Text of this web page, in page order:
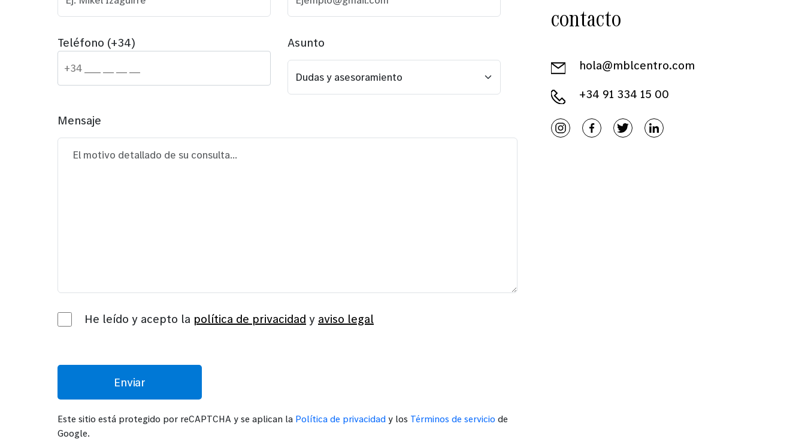
Teléfono (+34) Asunto
Mensaje
He leído y acepto la política de privacidad y aviso legal
Este sitio está protegido por reCAPTCHA y se aplican la Política de privacidad y los Términos de servicio de
Google.
contacto
hola@mblcentro.com
+34 91 334 15 00